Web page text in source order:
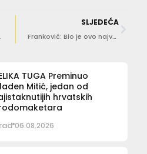
orkestra
SLJEDEĆA
Franković: Bio je ovo najveći Doček u Hrvatskoj, već započinjemo pripreme za idući!
TUGA Preminuo
Mitić, jedan od
hrvatskih
06.08.2026